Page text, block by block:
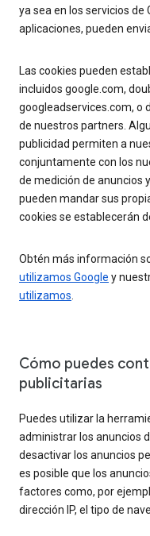
ya sea en los servicios de
aplicaciones, pueden
Las cookies pueden
incluidos google.com,
googleadservices.com, o
de nuestros partners.
publicidad permiten a
conjuntamente con los
de medición de anuncios
pueden mandar sus
cookies se establecerán
Obtén más información
utilizamos Google y
utilizamos.
Cómo puedes
publicitarias
Puedes utilizar la
administrar los anuncios
desactivar los anuncios
es posible que los
factores como, por
dirección IP, el tipo de